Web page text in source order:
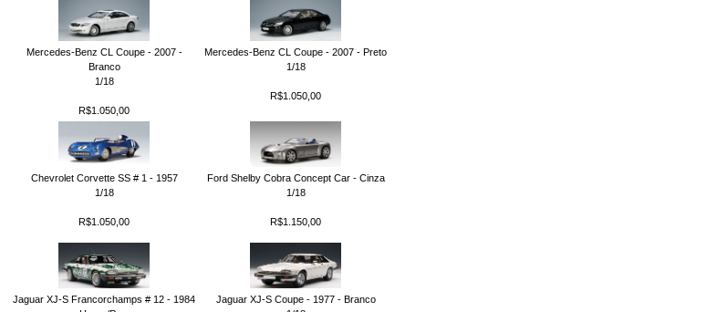
Mercedes-Benz CL Coupe - 2007 -
Branco
1/18
R$1.050,00
Mercedes-Benz CL Coupe - 2007 - Preto
1/18
R$1.050,00
Chevrolet Corvette SS # 1 - 1957
1/18
R$1.050,00
Ford Shelby Cobra Concept Car - Cinza
1/18
R$1.150,00
Jaguar XJ-S Francorchamps # 12 - 1984
Jaguar XJ-S Coupe - 1977 - Branco